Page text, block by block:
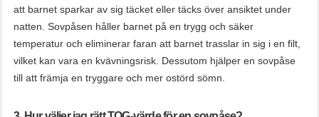
att barnet sparkar av sig täcket eller täcks över ansiktet under
natten. Sovpåsen håller barnet på en trygg och säker
temperatur och eliminerar faran att barnet trasslar in sig i en filt,
vilket kan vara en kvävningsrisk. Dessutom hjälper en sovpåse
till att främja en tryggare och mer ostörd sömn.